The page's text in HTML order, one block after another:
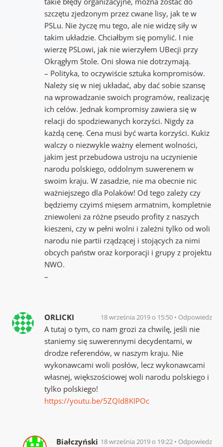
szczętu zjedzonym przez cwane lisy, jak te w
PSLu. Nie życzę mu tego, ale nie widzę siły w
takim układzie. Chciałbym się pomylić. I nie
wierzę PSLowi, jak nie wierzyłem UBecji przy
Okrągłym Stole. Oni słowa nie dotrzymają.
– Polityka, to oczywiście sztuka kompromisów.
Należy się w niej układać, aby dać sobie szansę
na wprowadzanie swoich programów, realizację
ich celów. Jednak kompromisy zawiera się w
relacji do spodziewanych korzyści. Nigdy za
każdą cenę. Cena musi być warta korzyści. Kukiz
walczy o niezwykle ważny element wolności,
jakim jest przebudowa ustroju na uczynienie
narodu polskiego, oddolnym suwerenem w
swoim kraju. W zasadzie, nie ma obecnie nic
ważniejszego dla Polaków! Od tego zależy czy
będziemy czyimś mięsem armatnim, kompletnie
zniewoleni za różne pseudo profity z naszych
kieszeni, czy w pełni wolni i zależni tylko od woli
narodu nie partii rządzącej i stojących za nimi
obcych państw oraz korporacji i grupy z projektu
NWO.
–
ORLICKI 18 września 2019 o 15:50 Odpowiedz
A tutaj o tym, co nam grozi za chwilę, jeśli nie
staniemy się suwerennymi decydentami, w
drodze referendów, w naszym kraju. Nie
wykonawcami woli posłów, lecz wykonawcami
własnej, większościowej woli narodu polskiego i
tylko polskiego!
https://youtu.be/5ZQId8KIPOc
Białczyński 18 września 2019 o 19:22 Odpowiedz